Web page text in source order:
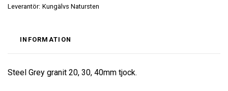
Leverantör: Kungälvs Natursten
INFORMATION
Steel Grey granit 20, 30, 40mm tjock.